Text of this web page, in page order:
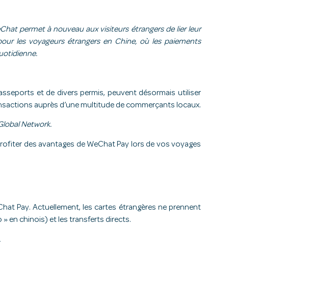
permet à nouveau aux visiteurs étrangers de lier leur
les voyageurs étrangers en Chine, où les paiements
et de divers permis, peuvent désormais utiliser
auprès d’une multitude de commerçants locaux.
Network.
des avantages de WeChat Pay lors de vos voyages
Pay. Actuellement, les cartes étrangères ne prennent
en chinois) et les transferts directs.